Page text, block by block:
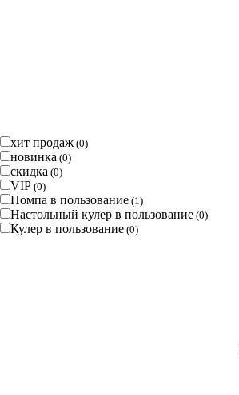
хит продаж (0)
новинка (0)
скидка (0)
VIP (0)
Помпа в пользование (1)
Настольный кулер в пользование (0)
Кулер в пользование (0)